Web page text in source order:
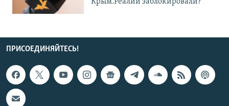
Крым.Реалии заблокировали?
ПРИСОЕДИНЯЙТЕСЬ!